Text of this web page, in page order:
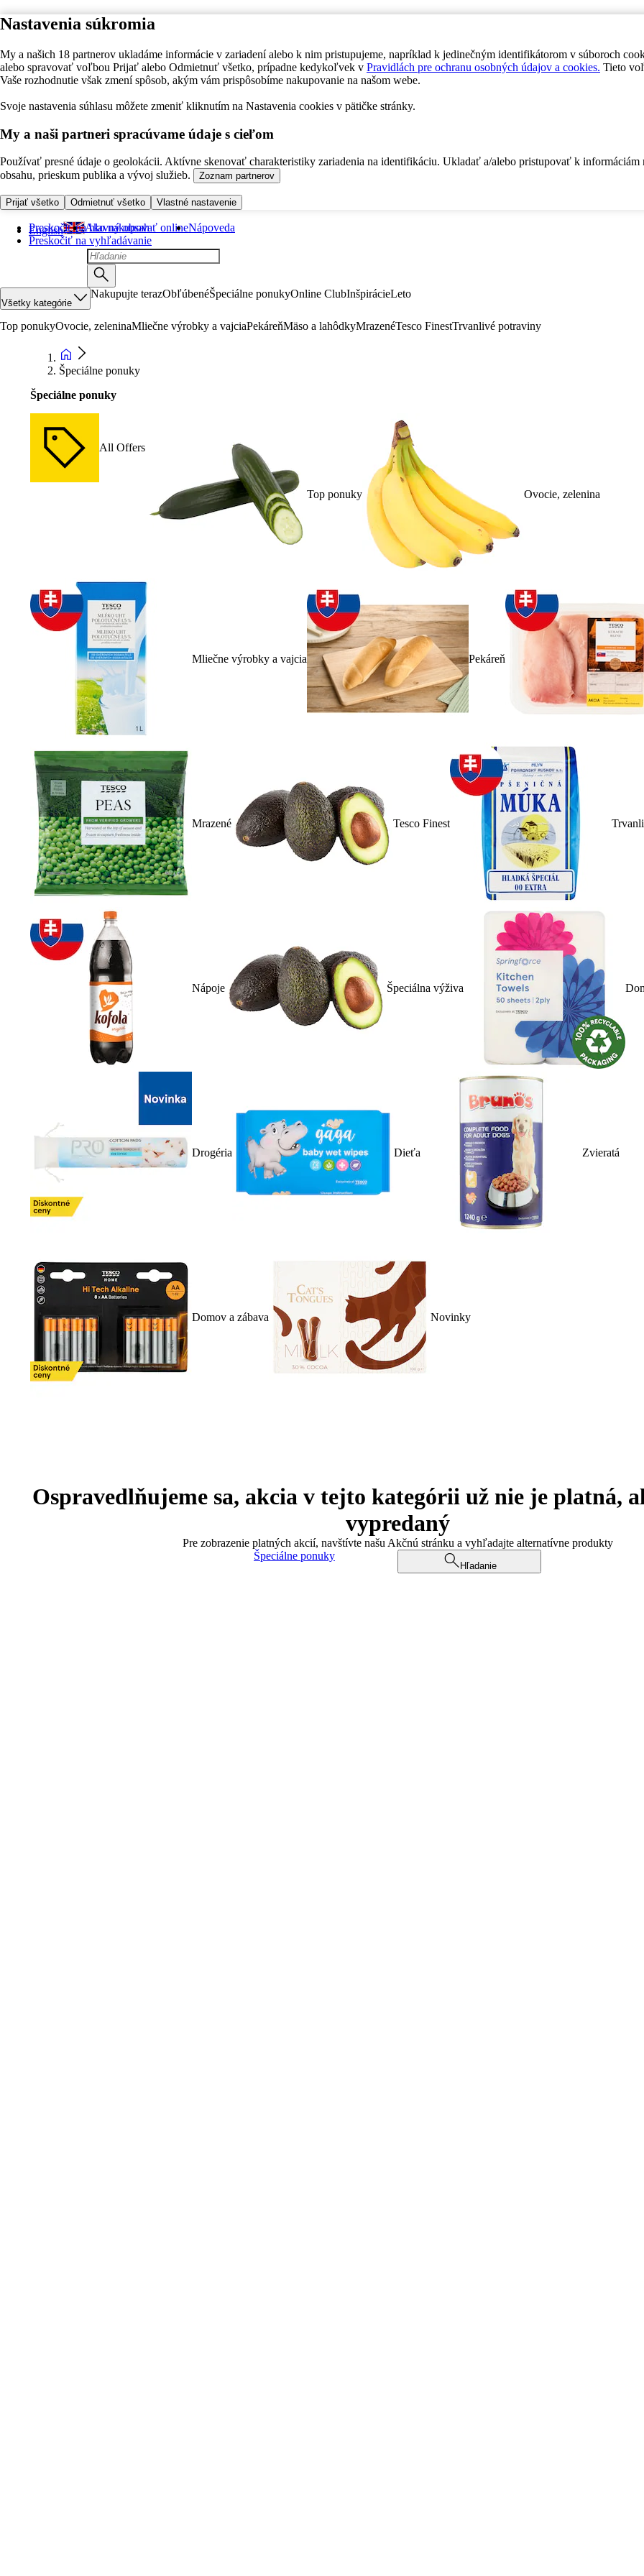
Nastavenia súkromia
My a našich 18 partnerov ukladáme informácie v zariadení alebo k nim pristupujeme, napríklad k jedinečným identifikátorom v súboroch
alebo spravovať voľbou Prijať alebo Odmietnuť všetko, prípadne kedykoľvek v Pravidlách pre ochranu osobných údajov a cookies. Tieto
Vaše rozhodnutie však zmení spôsob, akým vám prispôsobíme nakupovanie na našom webe.
Svoje nastavenia súhlasu môžete zmeniť kliknutím na Nastavenia cookies v pätičke stránky.
My a naši partneri spracúvame údaje s cieľom
Používať presné údaje o geolokácii. Aktívne skenovať charakteristiky zariadenia na identifikáciu. Ukladať a/alebo pristupovať k informáciám
obsahu, prieskum publika a vývoj služieb.
Zoznam partnerov
Prijať všetko Odmietnuť všetko Vlastné nastavenie
Preskočiť na hlavný obsah
Preskočiť na vyhľadávanie
English Ako nakupovať onlineNápoveda
Všetky kategórie
Nakupujte terazObľúbenéŠpeciálne ponukyOnline ClubInšpirácieLeto
Top ponukyOvocie, zeleninaMliečne výrobky a vajciaPekáreňMäso a lahôdkyMrazenéTesco FinestTrvanlivé potraviny
Špeciálne ponuky
Špeciálne ponuky
All Offers
Top ponuky Ovocie, zelenina
Mliečne výrobky a vajcia Pekáreň
Mrazené Tesco Finest
Nápoje Špeciálna výživa
Drogéria Dieťa Zvieratá
Domov a zábava Novinky
Ospravedlňujeme sa, akcia v tejto kategórii už nie je platná,
vypredaný
Pre zobrazenie platných akcií, navštívte našu Akčnú stránku a vyhľadajte alternatívne produkty
Špeciálne ponuky
Hľadanie